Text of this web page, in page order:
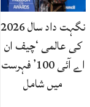
نگہت داد سال 2026
کی عالمی ‘چیف ان
اے آئی 100’ فہرست
میں شامل